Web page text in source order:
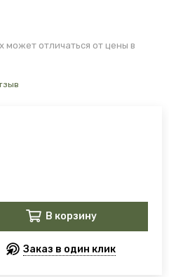
может отличаться от цены в
В корзину
Заказ в один клик